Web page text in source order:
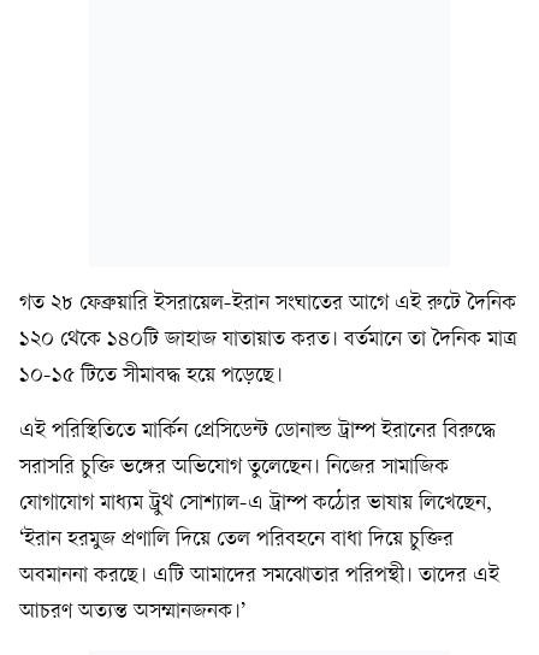
গত ২৮ ফেব্রুয়ারি ইসরায়েল-ইরান সংঘাতের আগে এই রুটে দৈনিক
১২০ থেকে ১৪০টি জাহাজ যাতায়াত করত। বর্তমানে তা দৈনিক মাত্র
১০-১৫ টিতে সীমাবদ্ধ হয়ে পড়েছে।
এই পরিস্থিতিতে মার্কিন প্রেসিডেন্ট ডোনাল্ড ট্রাম্প ইরানের বিরুদ্ধে
সরাসরি চুক্তি ভঙ্গের অভিযোগ তুলেছেন। নিজের সামাজিক
যোগাযোগ মাধ্যম ট্রুথ সোশ্যাল-এ ট্রাম্প কঠোর ভাষায় লিখেছেন,
‘ইরান হরমুজ প্রণালি দিয়ে তেল পরিবহনে বাধা দিয়ে চুক্তির
অবমাননা করছে। এটি আমাদের সমঝোতার পরিপন্থী। তাদের এই
আচরণ অত্যন্ত অসম্মানজনক।’